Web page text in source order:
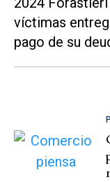
víctimas
pago de su